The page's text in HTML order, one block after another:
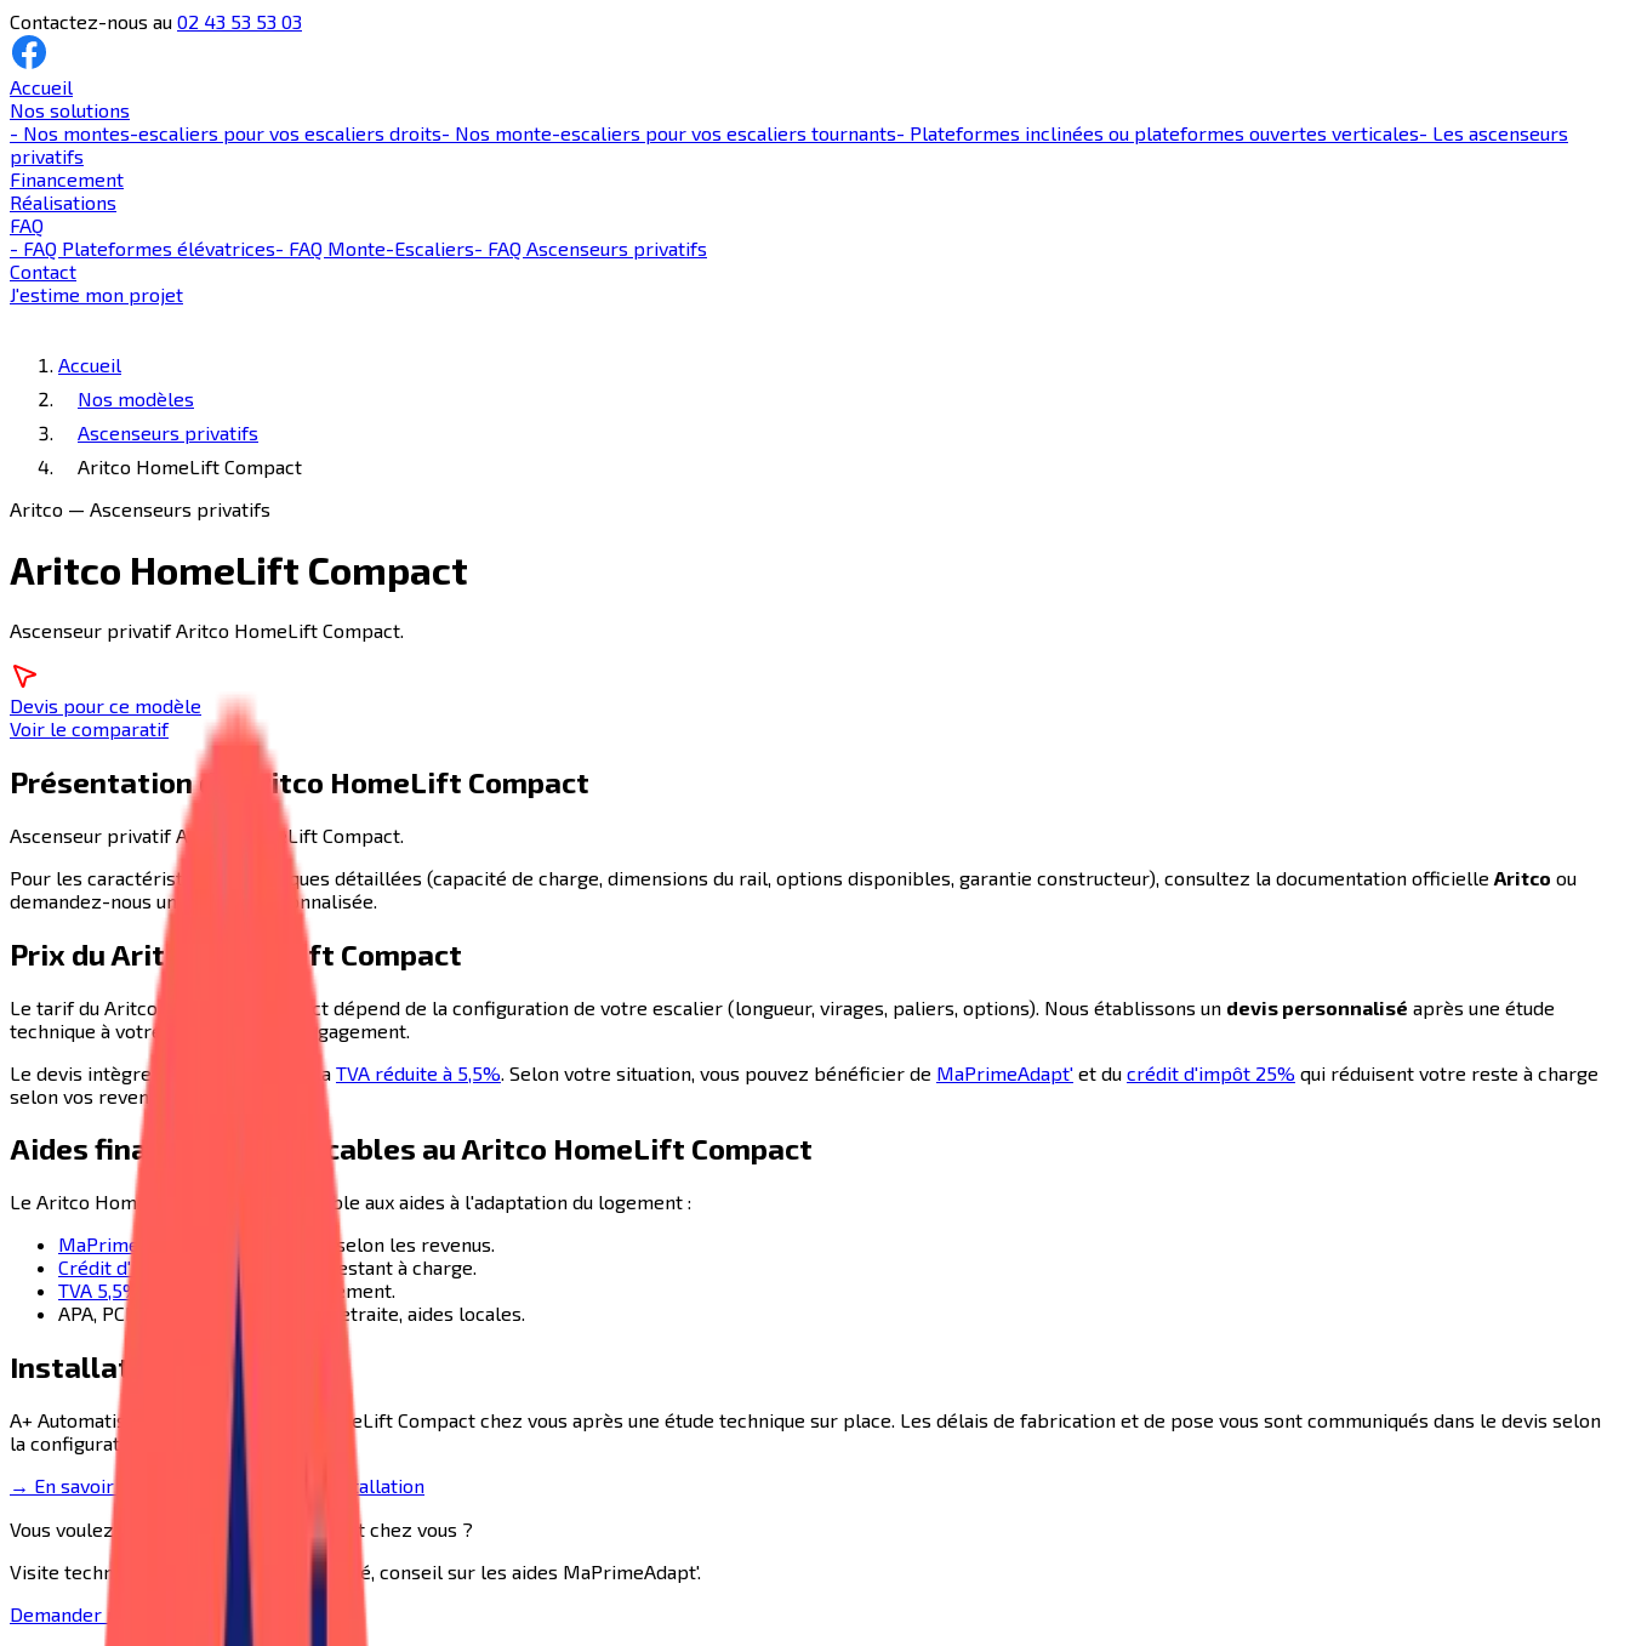
Contactez-nous au 02 43 53 53 03
Accueil
Nos solutions
- Nos montes-escaliers pour vos escaliers droits- Nos monte-escaliers pour vos escaliers tournants- Plateformes inclinées ou plateformes ouvertes verticales- Les ascenseurs
privatifs
Financement
Réalisations
FAQ
- FAQ Plateformes élévatrices- FAQ Monte-Escaliers- FAQ Ascenseurs privatifs
Contact
J'estime mon projet
Accueil
Nos modèles
Ascenseurs privatifs
Aritco HomeLift Compact
Aritco — Ascenseurs privatifs
Aritco HomeLift Compact
Ascenseur privatif Aritco HomeLift Compact.
Devis pour ce modèle
Voir le comparatif
Présentation du Aritco HomeLift Compact
Ascenseur privatif Aritco HomeLift Compact.
Pour les caractéristiques techniques détaillées (capacité de charge, dimensions du rail, options disponibles, garantie constructeur), consultez la documentation officielle Aritco ou
demandez-nous une étude personnalisée.
Prix du Aritco HomeLift Compact
Le tarif du Aritco HomeLift Compact dépend de la configuration de votre escalier (longueur, virages, paliers, options). Nous établissons un devis personnalisé après une étude
technique à votre domicile, sans engagement.
Le devis intègre automatiquement la TVA réduite à 5,5% . Selon votre situation, vous pouvez bénéficier de MaPrimeAdapt' et du crédit d'impôt 25% qui réduisent votre reste à charge
selon vos revenus.
Aides financières applicables au Aritco HomeLift Compact
Le Aritco HomeLift Compact
est éligible aux aides à l'adaptation du logement :
MaPrimeAdapt'
— 50% ou 70% selon les revenus.
Crédit d'impôt 25%
sur la part restant à charge.
TVA 5,5%
appliquée automatiquement.
APA, PCH, aides des caisses de retraite, aides locales.
Installation
A+ Automatisme installe le Aritco HomeLift Compact chez vous après une étude technique sur place. Les délais de fabrication et de pose vous sont communiqués dans le devis selon
la configuration de votre escalier.
→ En savoir plus sur le processus d'installation
Vous voulez le
Aritco HomeLift Compact chez vous ?
Visite technique à domicile, devis détaillé, conseil sur les aides MaPrimeAdapt'.
Demander mon devis